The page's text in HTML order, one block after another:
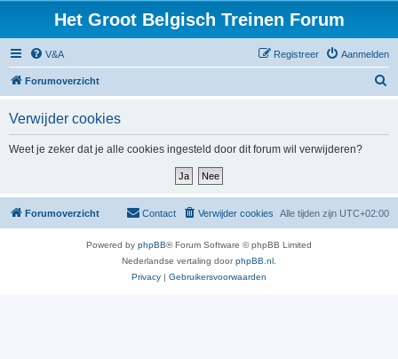
Het Groot Belgisch Treinen Forum
V&A Aanmelden
Registreer
Forumoverzicht
Verwijder cookies
Weet je zeker dat je alle cookies ingesteld door dit forum wil verwijderen?
Forumoverzicht Alle tijden zijn UTC+02:00
Verwijder cookies
Contact
Powered by phpBB® Forum Software © phpBB Limited
Nederlandse vertaling doorphpBB.nl
Privacy | Gebruikersvoorwaarden